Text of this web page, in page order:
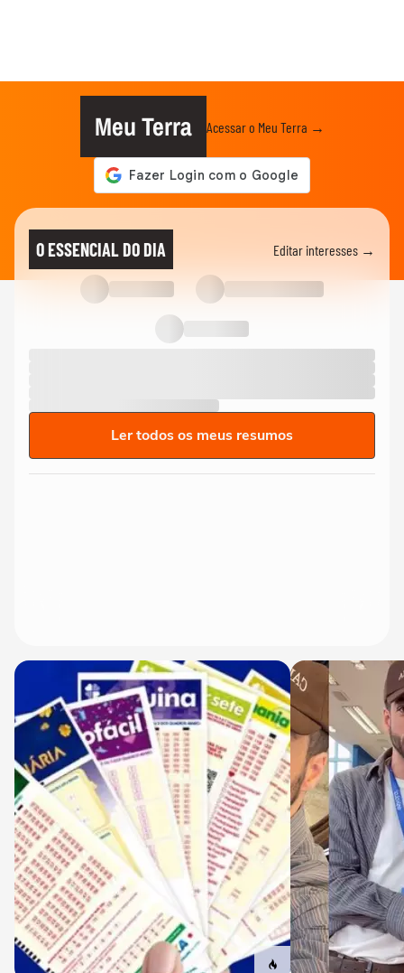
Meu Terra Acessar o Meu Terra →
O ESSENCIAL DO DIA Editar interesses →
Ler todos os meus resumos